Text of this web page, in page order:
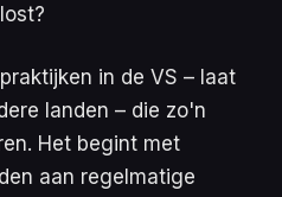
in de VS – laat
landen – die zo'n
Het begint met
aan regelmatige